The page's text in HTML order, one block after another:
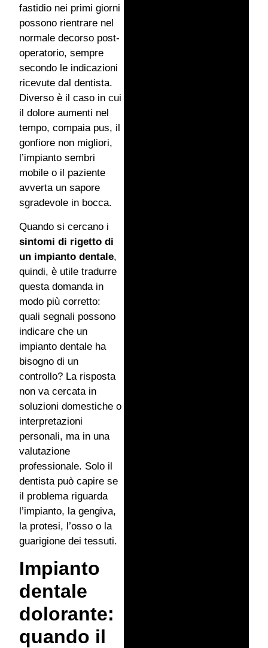
fastidio nei primi giorni
possono rientrare nel
normale decorso post-
operatorio, sempre
secondo le indicazioni
ricevute dal dentista.
Diverso è il caso in cui
il dolore aumenti nel
tempo, compaia pus, il
gonfiore non migliori,
l’impianto sembri
mobile o il paziente
avverta un sapore
sgradevole in bocca.
Quando si cercano i
sintomi di rigetto di
un impianto dentale,
quindi, è utile tradurre
questa domanda in
modo più corretto:
quali segnali possono
indicare che un
impianto dentale ha
bisogno di un
controllo? La risposta
non va cercata in
soluzioni domestiche o
interpretazioni
personali, ma in una
valutazione
professionale. Solo il
dentista può capire se
il problema riguarda
l’impianto, la gengiva,
la protesi, l’osso o la
guarigione dei tessuti.
Impianto
dentale
dolorante:
quando il